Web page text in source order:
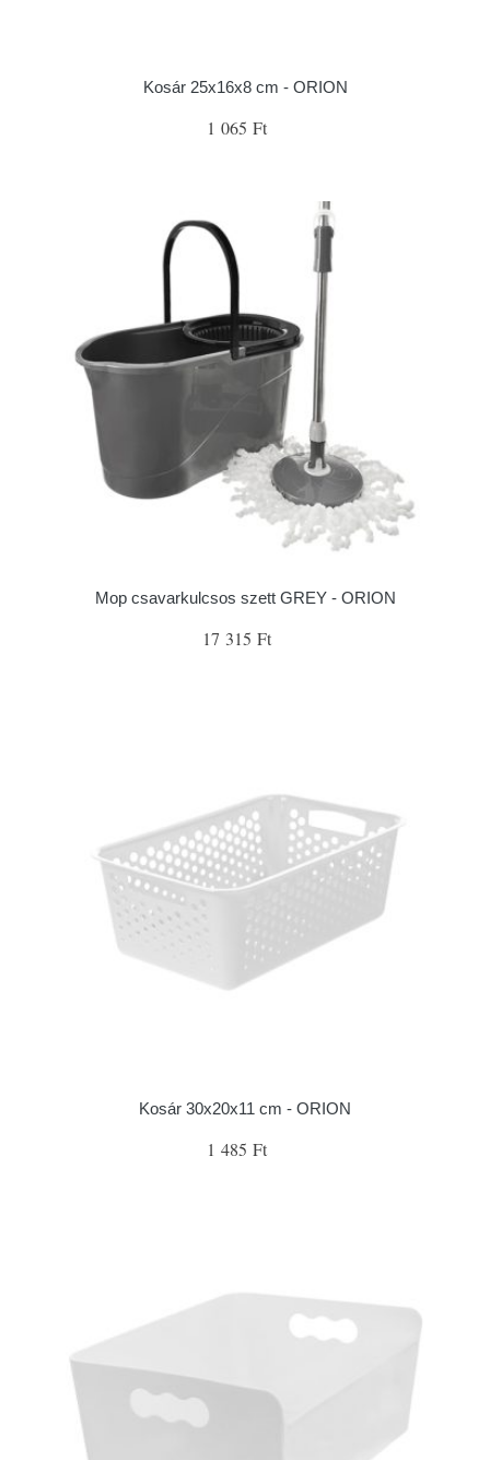
Kosár 25x16x8 cm - ORION
1 065 Ft
Mop csavarkulcsos szett GREY - ORION
17 315 Ft
Kosár 30x20x11 cm - ORION
1 485 Ft